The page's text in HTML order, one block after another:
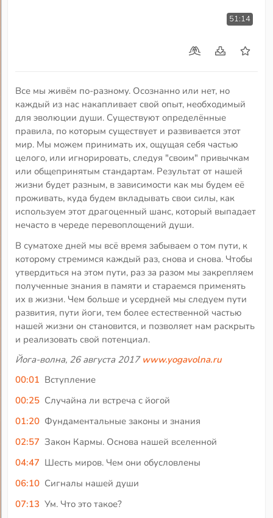
51:14
Все мы живём по-разному. Осознанно или нет, но
каждый из нас накапливает свой опыт, необходимый
для эволюции души. Существуют определённые
правила, по которым существует и развивается этот
мир. Мы можем принимать их, ощущая себя частью
целого, или игнорировать, следуя "своим" привычкам
или общепринятым стандартам. Результат от нашей
жизни будет разным, в зависимости как мы будем её
проживать, куда будем вкладывать свои силы, как
используем этот драгоценный шанс, который выпадает
нечасто в череде перевоплощений души.
В суматохе дней мы всё время забываем о том пути, к
которому стремимся каждый раз, снова и снова. Чтобы
утвердиться на этом пути, раз за разом мы закрепляем
полученные знания в памяти и стараемся применять
их в жизни. Чем больше и усердней мы следуем пути
развития, пути йоги, тем более естественной частью
нашей жизни он становится, и позволяет нам раскрыть
и реализовать свой потенциал.
Йога-волна, 26 августа 2017 www.yogavolna.ru
00:01 Вступление
00:25 Случайна ли встреча с йогой
01:20 Фундаментальные законы и знания
02:57 Закон Кармы. Основа нашей вселенной
04:47 Шесть миров. Чем они обусловлены
06:10 Сигналы нашей души
07:13 Ум. Что это такое?